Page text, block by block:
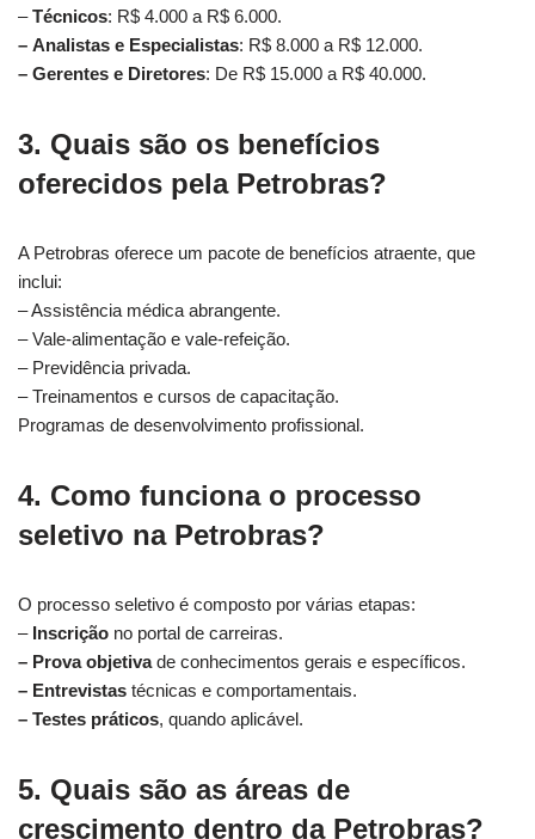
–Técnicos: R$ 4.000 a R$ 6.000.
– Analistas e Especialistas: R$ 8.000 a R$ 12.000.
– Gerentes e Diretores: De R$ 15.000 a R$ 40.000.
3. Quais são os benefícios
oferecidos pela Petrobras?
A Petrobras oferece um pacote de benefícios atraente, que
inclui:
– Assistência médica abrangente.
– Vale-alimentação e vale-refeição.
– Previdência privada.
– Treinamentos e cursos de capacitação.
Programas de desenvolvimento profissional.
4. Como funciona o processo
seletivo na Petrobras?
O processo seletivo é composto por várias etapas:
– Inscrição no portal de carreiras.
– Prova objetivade conhecimentos gerais e específicos.
– Entrevistas técnicas e comportamentais.
– Testes práticos, quando aplicável.
5. Quais são as áreas de
crescimento dentro da Petrobras?